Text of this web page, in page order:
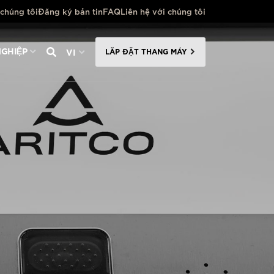
tôiĐăng ký bản tinFAQLiên hệ với chúng tôi
VI LẮP ĐẶT THANG MÁY